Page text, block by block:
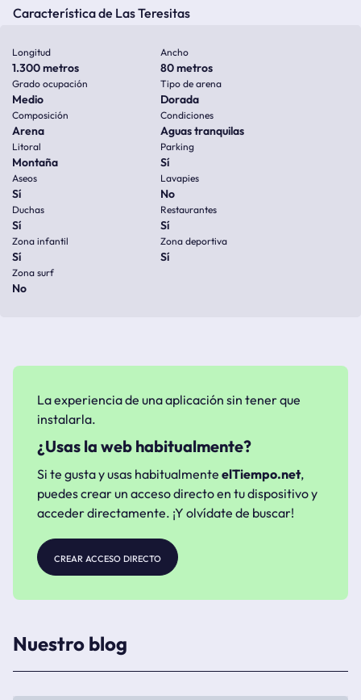
Característica de Las Teresitas
Longitud
1.300 metros
Ancho
80 metros
Grado ocupación
Medio
Tipo de arena
Dorada
Composición
Arena
Condiciones
Aguas tranquilas
Litoral
Montaña
Parking
Sí
Aseos
Sí
Lavapies
No
Duchas
Sí
Restaurantes
Sí
Zona infantil
Sí
Zona deportiva
Sí
Zona surf
No
La experiencia de una aplicación sin tener que
instalarla.
¿Usas la web habitualmente?
Si te gusta y usas habitualmente elTiempo.net,
puedes crear un acceso directo en tu dispositivo y
acceder directamente. ¡Y olvídate de buscar!
crear acceso directo
Nuestro blog